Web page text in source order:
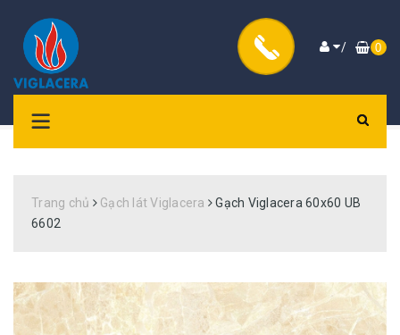
/ 0
Trang chủ Gạch lát Viglacera
Gạch Viglacera 60x60 UB
6602